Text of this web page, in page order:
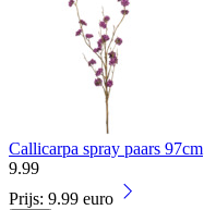
Callicarpa spray paars 97cm
9.99
Prijs: 9.99 euro